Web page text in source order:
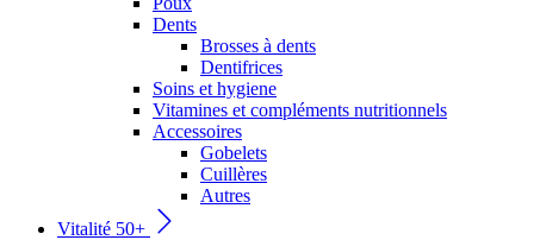
Dents
Brosses à dents
Dentifrices
Soins et hygiene
Vitamines et compléments nutritionnels
Accessoires
Gobelets
Cuillères
Autres
Vitalité 50+